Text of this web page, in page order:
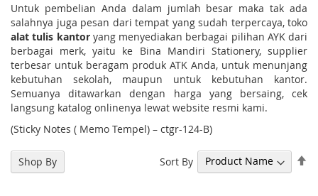
Untuk pembelian Anda dalam jumlah besar maka tak ada
salahnya juga pesan dari tempat yang sudah terpercaya, toko
alat tulis kantoryang menyediakan berbagai pilihan AYK dari
berbagai merk, yaitu ke Bina Mandiri Stationery, supplier
terbesar untuk beragam produk ATK Anda, untuk menunjang
kebutuhan sekolah, maupun untuk kebutuhan kantor.
Semuanya ditawarkan dengan harga yang bersaing, cek
langsung katalog onlinenya lewat website resmi kami.
(Sticky Notes ( Memo Tempel) – ctgr-124-B)
Sort By
Shop By